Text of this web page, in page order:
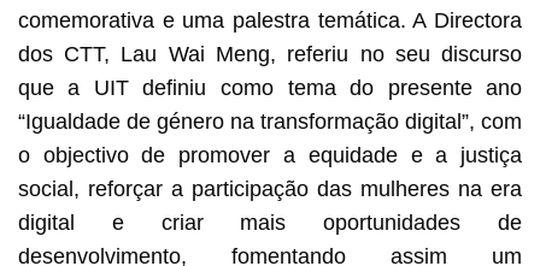
comemorativa e uma palestra temática. A Directora
dos CTT, Lau Wai Meng, referiu no seu discurso
que a UIT definiu como tema do presente ano
“Igualdade de género na transformação digital”, com
o objectivo de promover a equidade e a justiça
social, reforçar a participação das mulheres na era
digital e criar mais oportunidades de
desenvolvimento, fomentando assim um